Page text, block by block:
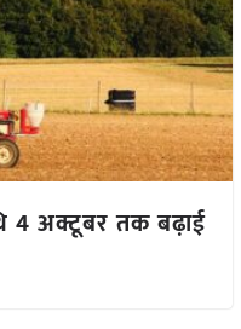
4 अक्टूबर तक बढ़ाई